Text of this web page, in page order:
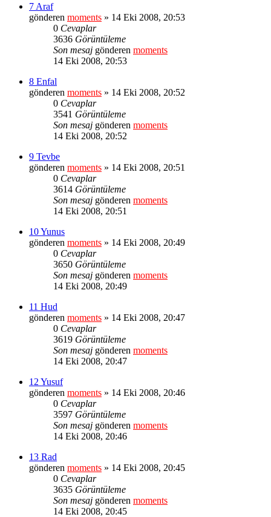
7 Araf
gönderen moments » 14 Eki 2008, 20:53
0 Cevaplar
3636 Görüntüleme
Son mesaj gönderen moments
14 Eki 2008, 20:53
8 Enfal
gönderen moments » 14 Eki 2008, 20:52
0 Cevaplar
3541 Görüntüleme
Son mesaj gönderen moments
14 Eki 2008, 20:52
9 Tevbe
gönderen moments » 14 Eki 2008, 20:51
0 Cevaplar
3614 Görüntüleme
Son mesaj gönderen moments
14 Eki 2008, 20:51
10 Yunus
gönderen moments » 14 Eki 2008, 20:49
0 Cevaplar
3650 Görüntüleme
Son mesaj gönderen moments
14 Eki 2008, 20:49
11 Hud
gönderen moments » 14 Eki 2008, 20:47
0 Cevaplar
3619 Görüntüleme
Son mesaj gönderen moments
14 Eki 2008, 20:47
12 Yusuf
gönderen moments » 14 Eki 2008, 20:46
0 Cevaplar
3597 Görüntüleme
Son mesaj gönderen moments
14 Eki 2008, 20:46
13 Rad
gönderen moments » 14 Eki 2008, 20:45
0 Cevaplar
3635 Görüntüleme
Son mesaj gönderen moments
14 Eki 2008, 20:45